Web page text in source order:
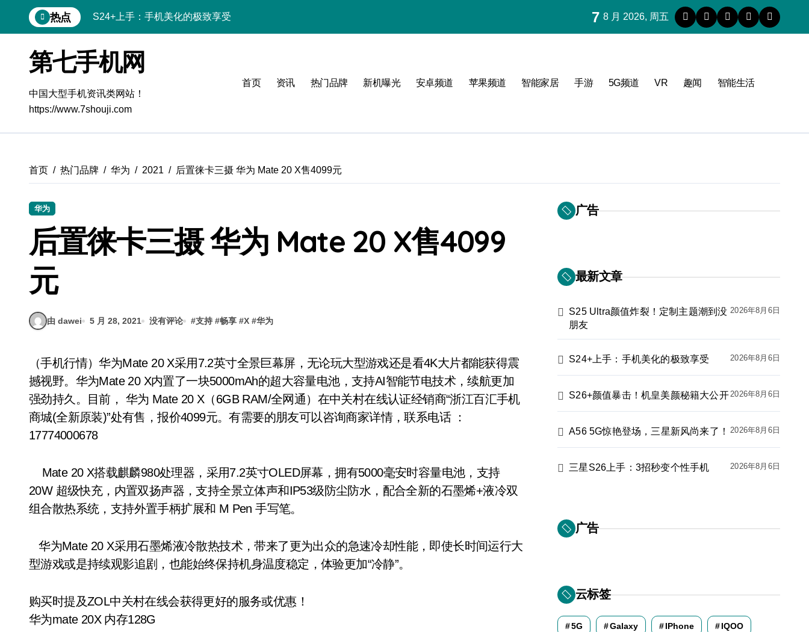
到
热点 S24+上手：手机美化的极致享受
A56 5G惊艳登场，三星新风尚来了！
三星S26上手：3招秒变个性手机
S25美化秘籍：个性定制，炫酷随行
Galaxy C55 5G潮定新玩法
Galaxy Z Flip6：折叠间，尽享潮流美学
S25 Ultra颜值炸裂！定制主题潮到没朋友
7 8 月 2026, 周五
第七手机网
中国大型手机资讯类网站！
https://www.7shouji.com
首页 资讯 热门品牌 新机曝光 安卓频道 苹果频道 智能家居 手游 5G频道 VR 趣闻 智能生活
首页 热门品牌 华为 2021 后置徕卡三摄 华为 Mate 20 X售4099元
华为
后置徕卡三摄 华为 Mate 20 X售4099
元
由 dawei 5 月 28, 2021 没有评论 #支持 #畅享 #X #华为
（手机行情）华为Mate 20 X采用7.2英寸全景巨幕屏，无论玩大型游戏还是看4K大片都能获得震
撼视野。华为Mate 20 X内置了一块5000mAh的超大容量电池，支持AI智能节电技术，续航更加
强劲持久。目前， 华为 Mate 20 X（6GB RAM/全网通）在中关村在线认证经销商“浙江百汇手机
商城(全新原装)”处有售，报价4099元。有需要的朋友可以咨询商家详情，联系电话 ：
17774000678
Mate 20 X搭载麒麟980处理器，采用7.2英寸OLED屏幕，拥有5000毫安时容量电池，支持
20W 超级快充，内置双扬声器，支持全景立体声和IP53级防尘防水，配合全新的石墨烯+液冷双
组合散热系统，支持外置手柄扩展和 M Pen 手写笔。
华为Mate 20 X采用石墨烯液冷散热技术，带来了更为出众的急速冷却性能，即使长时间运行大
型游戏或是持续观影追剧，也能始终保持机身温度稳定，体验更加“冷静”。
购买时提及ZOL中关村在线会获得更好的服务或优惠！
华为mate 20X 内存128G
广告
最新文章
S25 Ultra颜值炸裂！定制主题潮到没
朋友
2026年8月6日
S24+上手：手机美化的极致享受 2026年8月6日
S26+颜值暴击！机皇美颜秘籍大公开2026年8月6日
A56 5G惊艳登场，三星新风尚来了！ 2026年8月6日
三星S26上手：3招秒变个性手机 2026年8月6日
广告
云标签
5G Galaxy IPhone IQOO